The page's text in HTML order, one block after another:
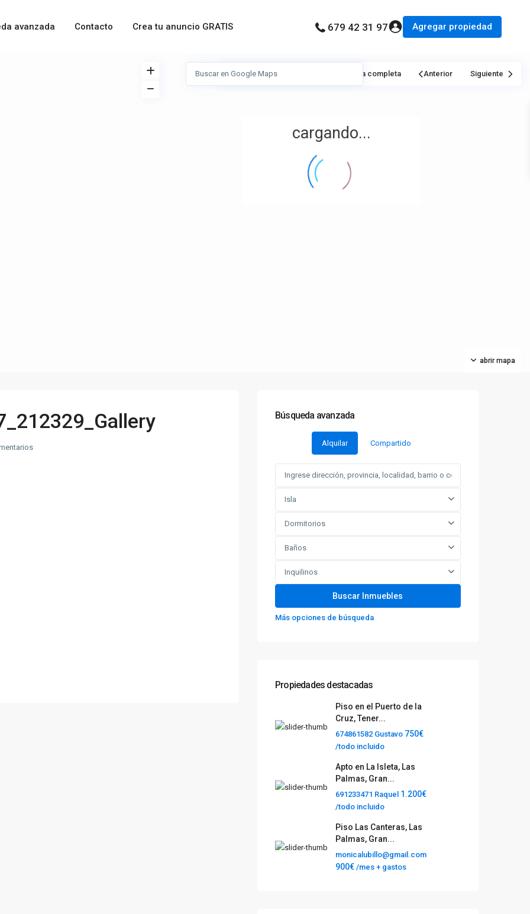
avanzada Contacto Crea tu anuncio GRATIS 679 42 31 97 Agregar propiedad
cargando...
abrir mapa
Ver Mi Ubicación Pantalla completa Anterior Siguiente
Búsqueda avanzada
Alquilar Compartido
Isla
Dormitorios
Baños
Inquilinos
Más opciones de búsqueda
Propiedades destacadas
Piso en el Puerto de la
Cruz, Tener...
674861582 Gustavo 750€
/todo incluido
Apto en La Isleta, Las
Palmas, Gran...
691233471 Raquel 1.200€
/todo incluido
Piso Las Canteras, Las
Palmas, Gran...
monicalubillo@gmail.com
900€ /mes + gastos